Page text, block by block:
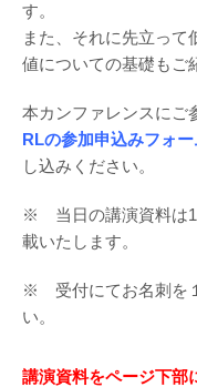
す。
また、それに先立って
値についての基礎もご
本カンファレンスにご
RLの参加申込みフォー
し込みください。
※ 当日の講演資料は
載いたします。
※ 受付にてお名刺を
い。
講演資料をページ下部